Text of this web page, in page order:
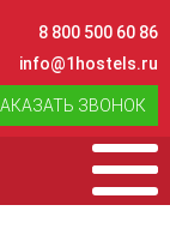
8 800 500 60 86
info@1hostels.ru
ЗВОНОК